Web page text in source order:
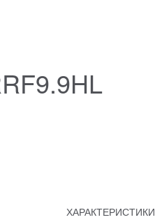
ХАРАКТЕРИСТИКИ